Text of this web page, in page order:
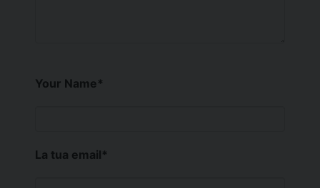
Your Name*
La tua email*